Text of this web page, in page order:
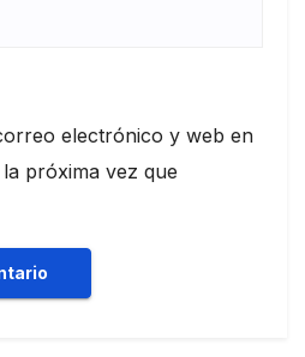
electrónico y web en
próxima vez que